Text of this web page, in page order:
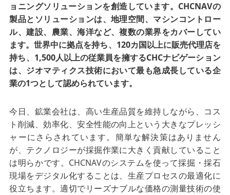
ョニングソリューションを創造しています。CHCNAVの
製品とソリューションは、地理空間、マシンコントロー
ル、建設、農業、海洋など、複数の業界をカバーしてい
ます。世界中に拠点を持ち、120カ国以上に販売代理店を
持ち、1,500人以上の従業員を擁するCHCナビゲーション
は、ジオマティクス技術において最も急成長している企
業の1つとして認められています。
今日、鉱業会社は、高い生産品質を維持しながら、コス
ト削減、効率化、安全性能の向上という大きなプレッシ
ャーにさらされています。簡単な解決策はありません
が、テクノロジーが採掘作業に大きく貢献していること
は明らかです。CHCNAVのシステムを使って採掘・採石
現場をデジタル化することは、生産プロセスの最適化に
役立ちます。適切でリーズナブルな価格の測量技術の使